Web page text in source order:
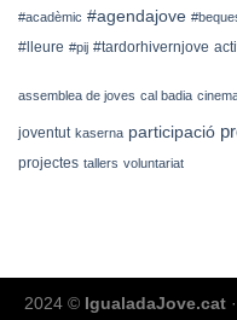
#acadèmic #agendajove
#lleure #pij #tardorhivernjove
assemblea de joves cal badia
joventut kaserna participació
projectes tallers voluntariat
2024 © IgualadaJove.cat